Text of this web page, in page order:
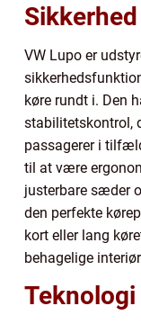
VW Lupo er
køre rundt i. Den
stabilitetskontrol,
passagerer i
til at være
justerbare sæder
den perfekte
kort eller lang
behagelige